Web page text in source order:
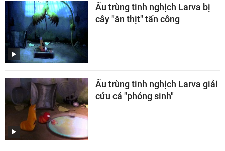
Ấu trùng tinh nghịch Larva bị
cây "ăn thịt" tấn công
Ấu trùng tinh nghịch Larva giải
cứu cá "phóng sinh"